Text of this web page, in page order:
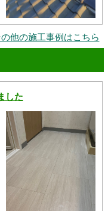
他の施工事例はこちら
した